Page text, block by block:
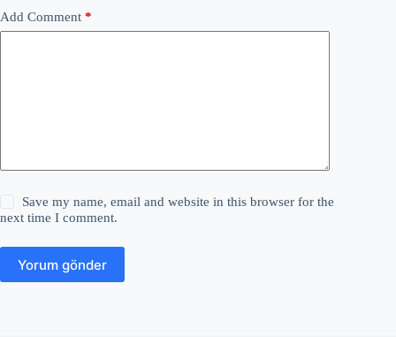
Add Comment *
Save my name, email and website in this browser for the
next time I comment.
Yorum gönder